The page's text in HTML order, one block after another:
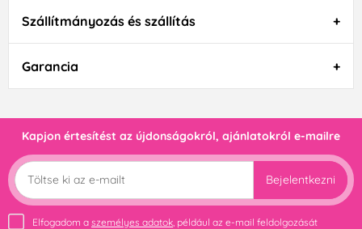
Szállítmányozás és szállítás
Garancia
Kapjon értesítést az újdonságokról, ajánlatokról e-mailre
Bejelentkezni
Elfogadom a személyes adatok , például az e-mail feldolgozását